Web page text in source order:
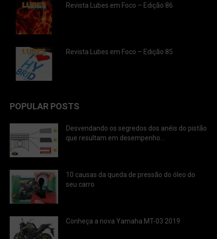
Revista Lubes em Foco – Edição 86
Revista Lubes em Foco – Edição 85
POPULAR POSTS
Desvendando os segredos dos anéis do pistão
que resultam em desempenho...
10 causas da queda de pressão do óleo do
seu carro
Conheça a nova Yamaha MT-03 2019